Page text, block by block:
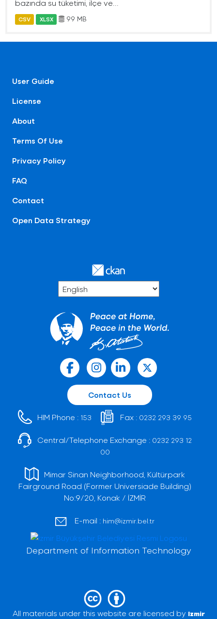
bazında su tüketimi, ilçe ve...
CSV XLSX 99 MB
User Guide
License
About
Terms Of Use
Privacy Policy
FAQ
Contact
Open Data Strategy
Contact Us
HIM Phone : 153 Fax : 0232 293 39 95
Central/Telephone Exchange : 0232 293 12
00
Mimar Sinan Neighborhood, Kültürpark
Fairground Road (Former Universiade Building)
No:9/20, Konak / İZMİR
E-mail : him@izmir.bel.tr
Department of Information Technology
All materials under this website are licensed by Izmir